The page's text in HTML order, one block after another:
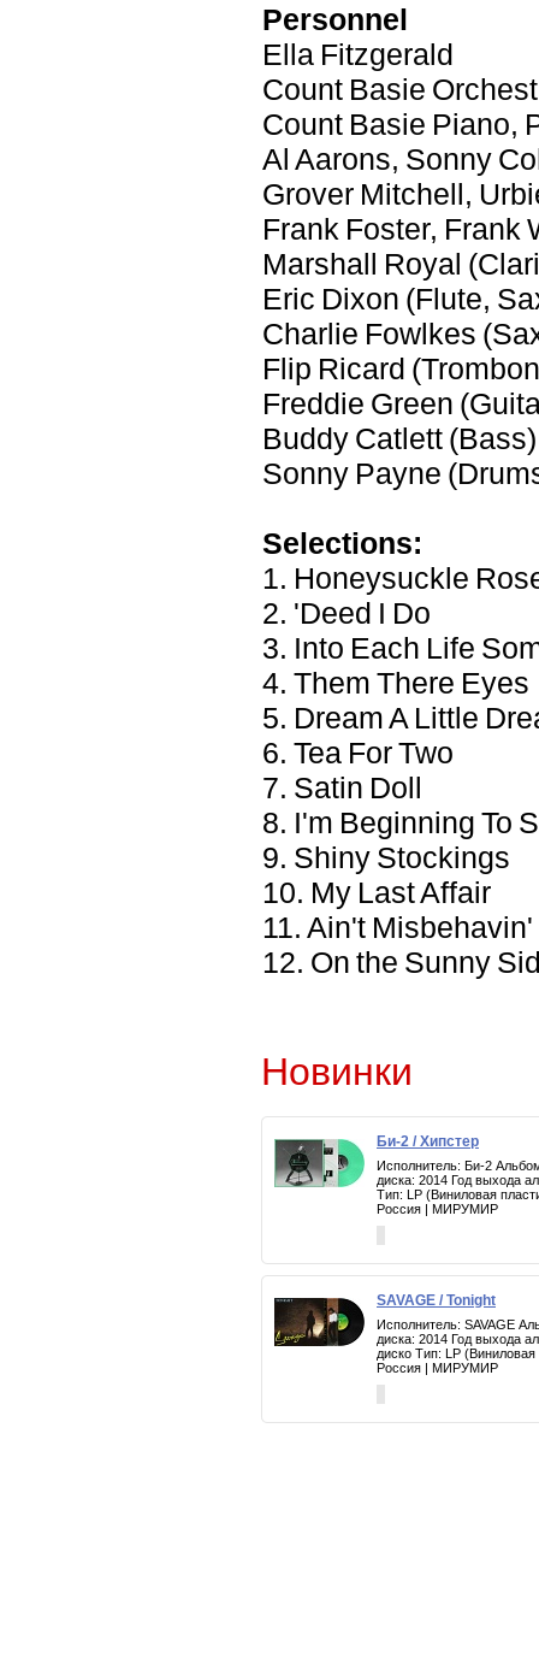
Personnel
Ella Fitzgerald
Count Basie
Count Basie Piano,
Al Aarons, Sonny
Grover Mitchell,
Frank Foster, Frank
Marshall Royal
Eric Dixon (Flute,
Charlie Fowlkes
Flip Ricard
Freddie Green
Buddy Catlett
Sonny Payne
Selections:
1. Honeysuckle
2. 'Deed I Do
3. Into Each Life
4. Them There Eyes
5. Dream A Little
6. Tea For Two
7. Satin Doll
8. I'm Beginning To
9. Shiny Stockings
10. My Last Affair
11. Ain't Misbehavin'
12. On the Sunny
Новинки
Би-2 / Хипстер
Исполнитель: Би-2
диска: 2014 Год выхода
Тип: LP (Виниловая
Россия | МИРУМИР
SAVAGE / Tonight
Исполнитель: SAVAGE
диска: 2014 Год выхода
диско Тип: LP
Россия | МИРУМИР